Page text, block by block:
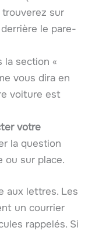
trouverez sur
le pare-
la section «
vous dira en
voiture est
votre
la question
ou sur place.
aux lettres. Les
un courrier
rappelés. Si